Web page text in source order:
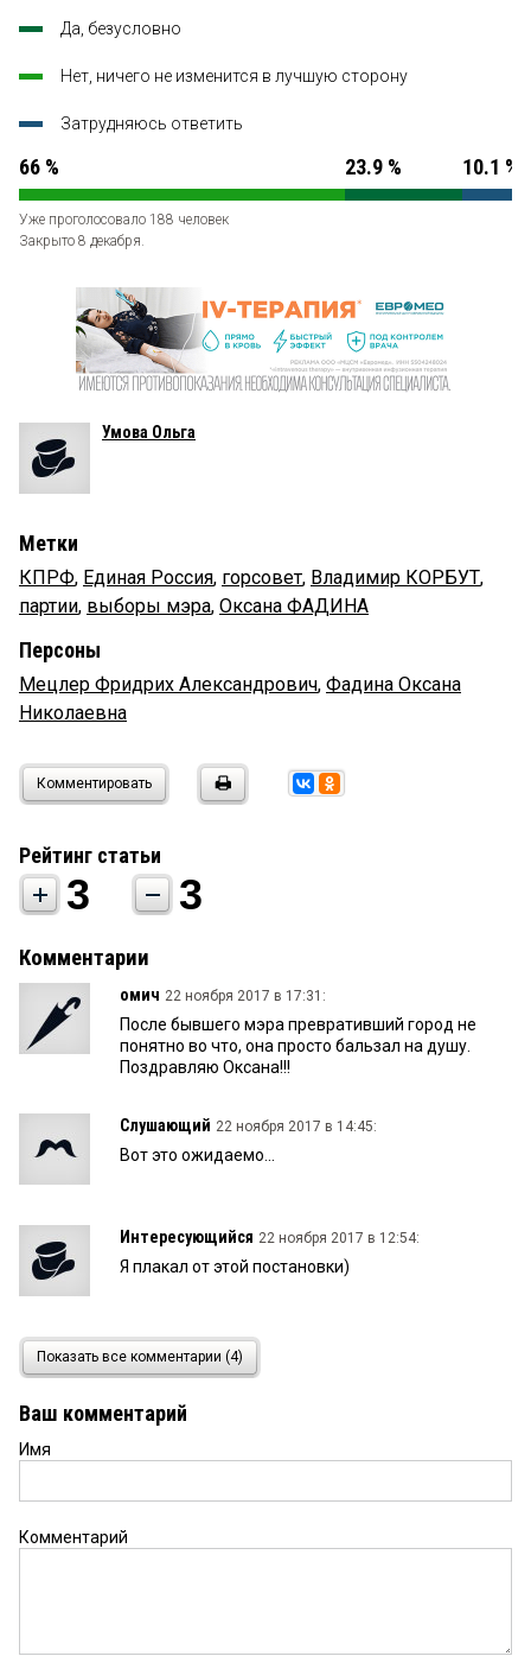
Да, безусловно
Нет, ничего не изменится в лучшую сторону
Затрудняюсь ответить
66 % 23.9 % 10.1 %
Уже проголосовало 188 человек
Закрыто 8 декабря.
Умова Ольга
Метки
КПРФ, Единая Россия, горсовет, Владимир КОРБУТ,
партии, выборы мэра, Оксана ФАДИНА
Персоны
Мецлер Фридрих Александрович, Фадина Оксана
Николаевна
Комментировать
Рейтинг статьи
3 3
Комментарии
омич 22 ноября 2017 в 17:31:
После бывшего мэра превративший город не
понятно во что, она просто бальзал на душу.
Поздравляю Оксана!!!
Слушающий 22 ноября 2017 в 14:45:
Вот это ожидаемо...
Интересующийся 22 ноября 2017 в 12:54:
Я плакал от этой постановки)
Читающий 22 ноября 2017 в 11:44:
Уррааа! Вот это неожиданность.
Показать все комментарии (4)
Ваш комментарий
Имя
Комментарий